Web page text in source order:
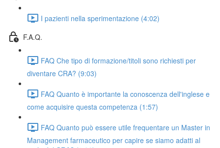
I pazienti nella sperimentazione (4:02)
F.A.Q.
FAQ Che tipo di formazione/titoli sono richiesti per
diventare CRA? (9:03)
FAQ Quanto è importante la conoscenza dell'inglese e
come acquisire questa competenza (1:57)
FAQ Quanto può essere utile frequentare un Master in
Management farmaceutico per capire se siamo adatti al